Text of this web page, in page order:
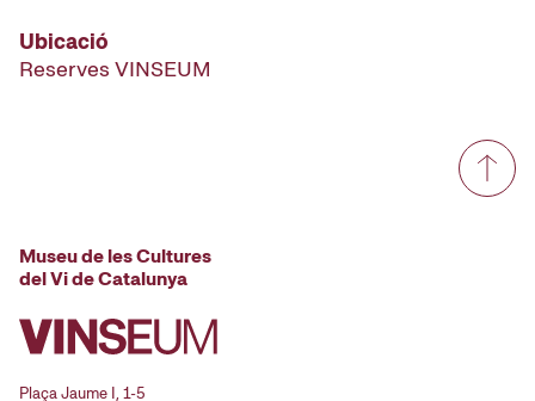
Ubicació
Reserves VINSEUM
Museu de les Cultures
del Vi de Catalunya
Plaça Jaume I, 1-5